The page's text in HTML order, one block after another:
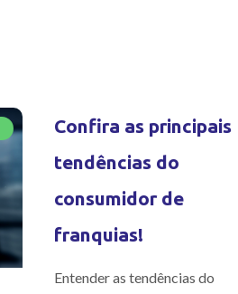
Confira as principais
tendências do
consumidor de
franquias!
Entender as tendências do